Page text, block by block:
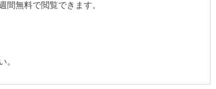
間無料で閲覧できます。
。